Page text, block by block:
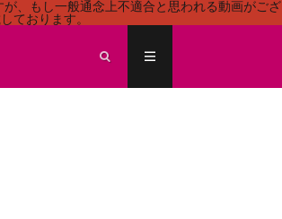
、もし一般通念上不適合と思われる動画がござ
ております。